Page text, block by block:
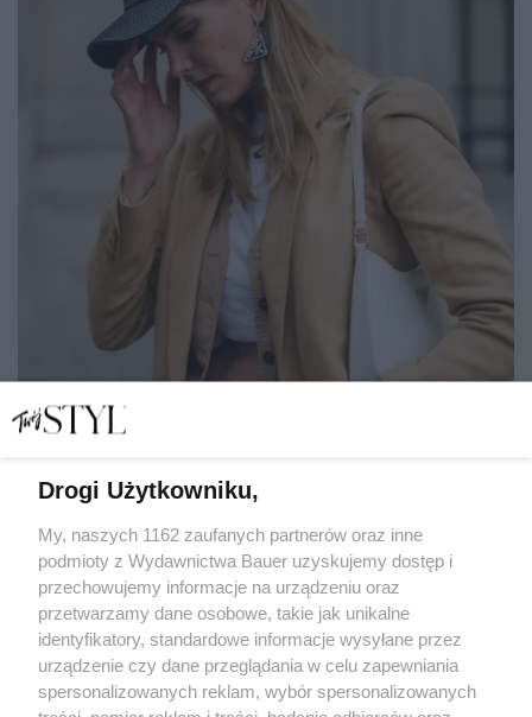
i lżej iść przez życie
JULIA ZAKRZEWSKA
POZNAJ SIEBIE
Drogi Użytkowniku,
My, naszych 1162 zaufanych partnerów oraz inne
podmioty z Wydawnictwa Bauer uzyskujemy dostęp i
przechowujemy informacje na urządzeniu oraz
przetwarzamy dane osobowe, takie jak unikalne
identyfikatory, standardowe informacje wysyłane przez
urządzenie czy dane przeglądania w celu zapewniania
spersonalizowanych reklam, wybór spersonalizowanych